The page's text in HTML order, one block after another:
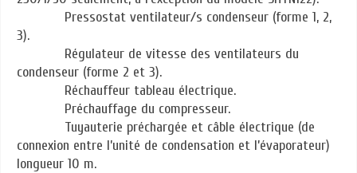
Pressostat ventilateur/s condenseur (forme 1, 2,
3).
Régulateur de vitesse des ventilateurs du
condenseur (forme 2 et 3).
Réchauffeur tableau électrique.
Préchauffage du compresseur.
Tuyauterie préchargée et câble électrique (de
connexion entre l’unité de condensation et l’évaporateur)
longueur 10 m.